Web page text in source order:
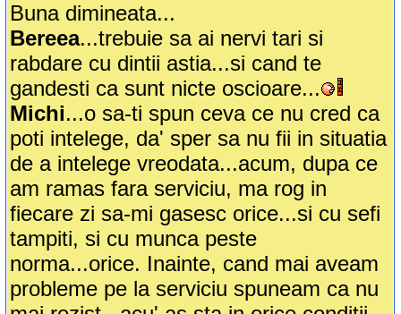
Buna dimineata...
Bereea...trebuie sa ai nervi tari si
rabdare cu dintii astia...si cand te
gandesti ca sunt nicte oscioare...
Michi...o sa-ti spun ceva ce nu cred ca
poti intelege, da' sper sa nu fii in situatia
de a intelege vreodata...acum, dupa ce
am ramas fara serviciu, ma rog in
fiecare zi sa-mi gasesc orice...si cu sefi
tampiti, si cu munca peste
norma...orice. Inainte, cand mai aveam
probleme pe la serviciu spuneam ca nu